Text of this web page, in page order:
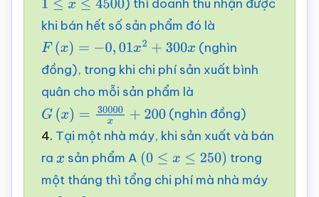
1≤ x≤ 4500
) thì doanh thu nhận được
khi bán hết số sản phẩm đó là
F( x)= −0 ,01x 2+300x
(nghìn
đồng), trong khi chi phí sản xuất bình
quân cho mỗi sản phẩm là
G(x)= 30000x +200 (nghìn đồng)
4. Tại một nhà máy, khi sản xuất và bán
ra x sản phẩm A (0 ≤x ≤250 )
trong
một tháng thì tổng chi phí mà nhà máy